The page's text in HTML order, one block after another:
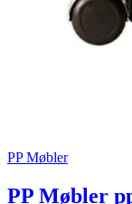
PP Møbler
PP Møbler